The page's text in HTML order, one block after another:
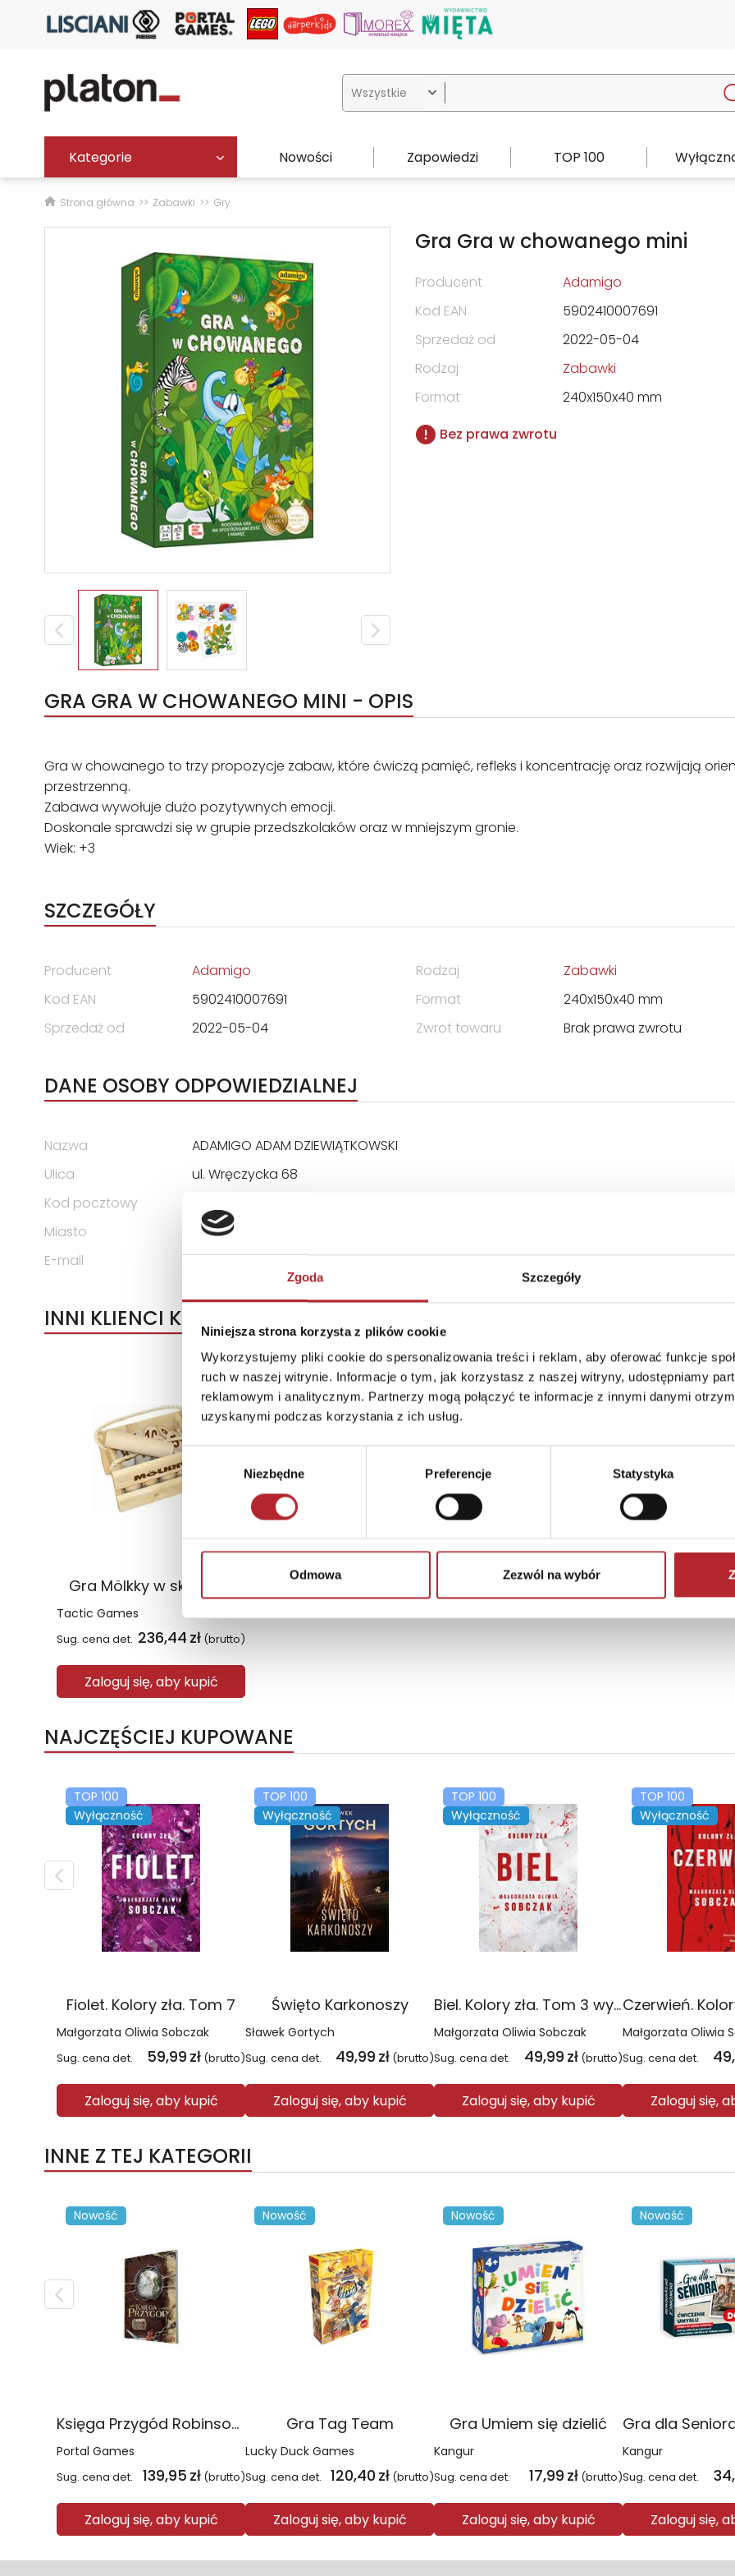
Zgoda Szczegóły
Niniejsza strona korzysta z plików cookie
Wykorzystujemy pliki cookie do spersonalizowania treści i reklam, aby oferować funkcje
ruch w naszej witrynie. Informacje o tym, jak korzystasz z naszej witryny, udostępniamy
reklamowym i analitycznym. Partnerzy mogą połączyć te informacje z innymi danymi
uzyskanymi podczas korzystania z ich usług.
Wybór
zgody
Niezbędne Preferencje Statystyka
Odmowa Zezwól na wybór

Kategorie Nowości Zapowiedzi TOP 100
Strona główna Zabawki Gry
Gra Gra w chowanego mini
Producent
Adamigo
Kod EAN
5902410007691
Sprzedaż od
2022-05-04
Rodzaj
Zabawki
Format
240x150x40 mm
Bez prawa zwrotu
GRA GRA W CHOWANEGO MINI - OPIS
Gra w chowanego to trzy propozycje zabaw, które ćwiczą pamięć, refleks i koncentrację oraz rozwijają
przestrzenną.
Zabawa wywołuje dużo pozytywnych emocji.
Doskonale sprawdzi się w grupie przedszkolaków oraz w mniejszym gronie.
Wiek: +3
SZCZEGÓŁY
Producent
Adamigo
Kod EAN
5902410007691
Sprzedaż od
2022-05-04
Rodzaj
Zabawki
Format
240x150x40 mm
Zwrot towaru
Brak prawa zwrotu
DANE OSOBY ODPOWIEDZIALNEJ
Nazwa
ADAMIGO ADAM DZIEWIĄTKOWSKI
Ulica
ul. Wręczycka 68
Kod pocztowy
Miasto
Częstochowa
E-mail
biuro@adamigo.pl
INNI KLIENCI KUPOWALI
Gra Mölkky w skrzynce
Tactic Games
Sug. cena det. 236,44 zł (brutto)
Zaloguj się, aby kupić
NAJCZĘŚCIEJ KUPOWANE
TOP 100
Wyłączność
Fiolet. Kolory zła. Tom 7
Małgorzata Oliwia Sobczak
Sug. cena det. 59,99 zł (brutto)
Zaloguj się, aby kupić
TOP 100
Wyłączność
Święto Karkonoszy
Sławek Gortych
Sug. cena det. 49,99 zł (brutto)
Zaloguj się, aby kupić
TOP 100
Wyłączność
Biel. Kolory zła. Tom 3 wyd. 2025
Małgorzata Oliwia Sobczak
Sug. cena det. 49,99 zł (brutto)
Zaloguj się, aby kupić
TOP 100
Wyłączność
Małgorzata Oliwia
Sug. cena det.
Zaloguj się,
INNE Z TEJ KATEGORII
Nowość
Księga Przygód Robinson Crusoe
Portal Games
Sug. cena det. 139,95 zł (brutto)
Zaloguj się, aby kupić
Nowość
Gra Tag Team
Lucky Duck Games
Sug. cena det. 120,40 zł (brutto)
Zaloguj się, aby kupić
Nowość
Gra Umiem się dzielić
Kangur
Sug. cena det. 17,99 zł (brutto)
Zaloguj się, aby kupić
Nowość
Kangur
Sug. cena det.
Zaloguj się,